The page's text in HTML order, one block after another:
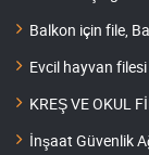
Balkon için file,
Evcil hayvan
KREŞ VE OKUL
İnşaat Güvenlik